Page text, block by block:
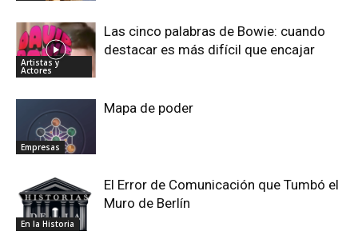
Artistas y
Actores
Las cinco palabras de Bowie: cuando
destacar es más difícil que encajar
Empresas
Mapa de poder
En la Historia
El Error de Comunicación que Tumbó el
Muro de Berlín